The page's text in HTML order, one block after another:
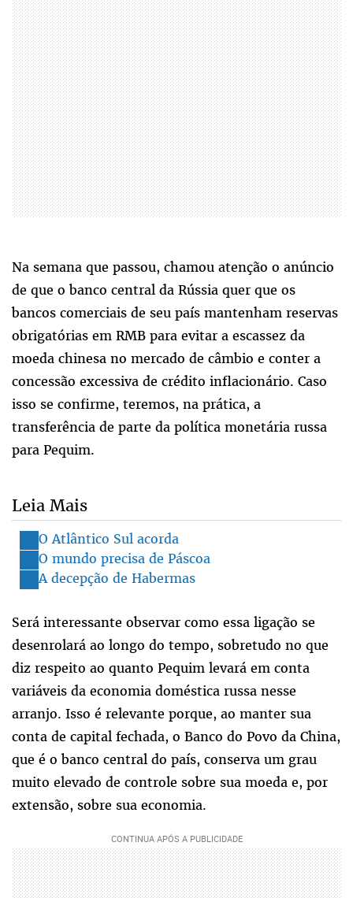
Na semana que passou, chamou atenção o anúncio
de que o banco central da Rússia quer que os
bancos comerciais de seu país mantenham reservas
obrigatórias em RMB para evitar a escassez da
moeda chinesa no mercado de câmbio e conter a
concessão excessiva de crédito inflacionário. Caso
isso se confirme, teremos, na prática, a
transferência de parte da política monetária russa
para Pequim.
Leia Mais
O Atlântico Sul acorda
O mundo precisa de Páscoa
A decepção de Habermas
Será interessante observar como essa ligação se
desenrolará ao longo do tempo, sobretudo no que
diz respeito ao quanto Pequim levará em conta
variáveis da economia doméstica russa nesse
arranjo. Isso é relevante porque, ao manter sua
conta de capital fechada, o Banco do Povo da China,
que é o banco central do país, conserva um grau
muito elevado de controle sobre sua moeda e, por
extensão, sobre sua economia.